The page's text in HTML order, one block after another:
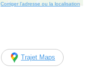
Corriger l’adresse ou la localisation
Trajet Maps